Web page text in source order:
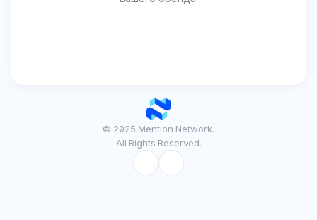
© 2025 Mention Network.
All Rights Reserved.